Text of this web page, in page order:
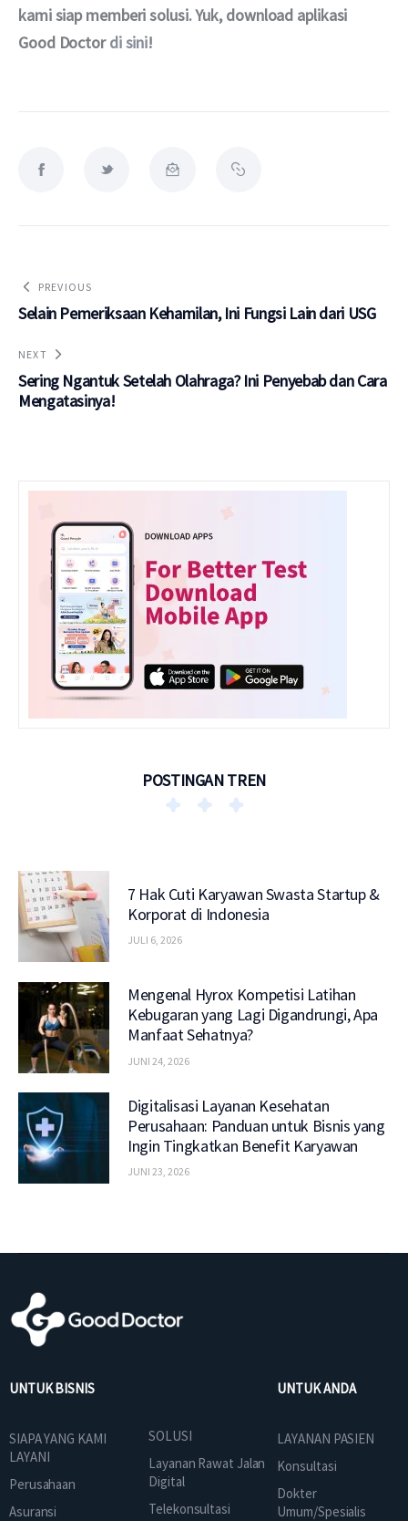
kami siap memberi solusi. Yuk, download aplikasi
Good Doctor di sini!
PREVIOUS
Selain Pemeriksaan Kehamilan, Ini Fungsi Lain dari USG
NEXT
Sering Ngantuk Setelah Olahraga? Ini Penyebab dan Cara
Mengatasinya!
POSTINGAN TREN
7 Hak Cuti Karyawan Swasta Startup &
Korporat di Indonesia
JULI 6, 2026
Mengenal Hyrox Kompetisi Latihan
Kebugaran yang Lagi Digandrungi, Apa
Manfaat Sehatnya?
JUNI 24, 2026
Digitalisasi Layanan Kesehatan
Perusahaan: Panduan untuk Bisnis yang
Ingin Tingkatkan Benefit Karyawan
JUNI 23, 2026
UNTUK BISNIS
SIAPA YANG KAMI
LAYANI
Perusahaan
Asuransi
SOLUSI
Layanan Rawat Jalan
Digital
Telekonsultasi
UNTUK ANDA
LAYANAN PASIEN
Konsultasi
Dokter
Umum/Spesialis